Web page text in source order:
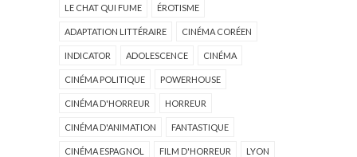
LE CHAT QUI FUME ÉROTISME
ADAPTATION LITTÉRAIRE CINÉMA CORÉEN
INDICATOR ADOLESCENCE CINÉMA
CINÉMA POLITIQUE POWERHOUSE
CINÉMA D'HORREUR HORREUR
CINÉMA D'ANIMATION FANTASTIQUE
CINÉMA ESPAGNOL FILM D'HORREUR LYON